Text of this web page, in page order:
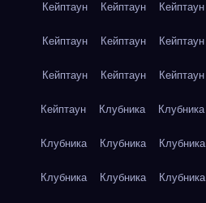
Кейптаун Кейптаун Кейптаун
Кейптаун Кейптаун Кейптаун
Кейптаун Кейптаун Кейптаун
Кейптаун Клубника Клубника
Клубника Клубника Клубника
Клубника Клубника Клубника